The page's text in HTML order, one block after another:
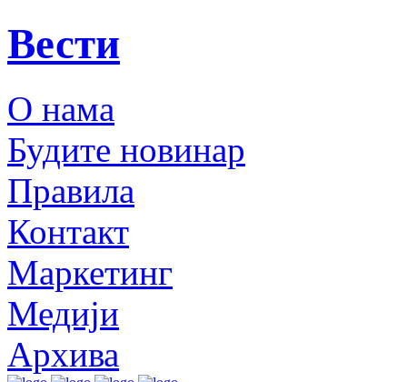
Вести
О нама
Будите новинар
Правила
Контакт
Маркетинг
Медији
Архива